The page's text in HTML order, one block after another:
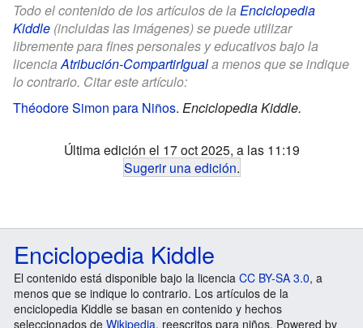
Todo el contenido de los artículos de la Enciclopedia
Kiddle (incluidas las imágenes) se puede utilizar
libremente para fines personales y educativos bajo la
licenciaAtribución-CompartirIguala menos que se indique
lo contrario. Citar este artículo:
Théodore Simon para Niños. Enciclopedia Kiddle.
Última edición el 17 oct 2025, a las 11:19
Sugerir una edición.
Enciclopedia Kiddle
El contenido está disponible bajo la licencia CC BY-SA 3.0, a
menos que se indique lo contrario. Los artículos de la
enciclopedia Kiddle se basan en contenido y hechos
seleccionados de Wikipedia, reescritos para niños. Powered by